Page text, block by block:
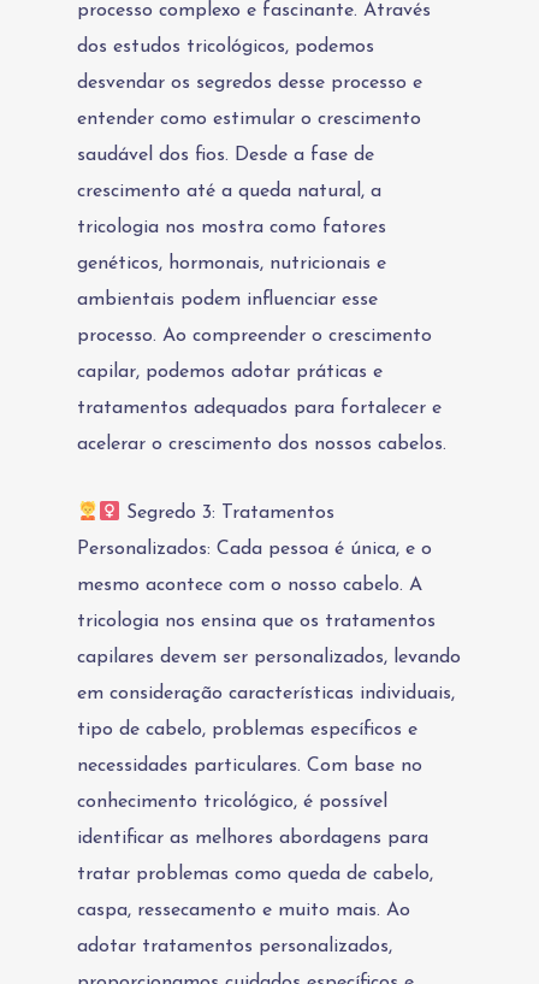
processo complexo e fascinante. Através
dos estudos tricológicos, podemos
desvendar os segredos desse processo e
entender como estimular o crescimento
saudável dos fios. Desde a fase de
crescimento até a queda natural, a
tricologia nos mostra como fatores
genéticos, hormonais, nutricionais e
ambientais podem influenciar esse
processo. Ao compreender o crescimento
capilar, podemos adotar práticas e
tratamentos adequados para fortalecer e
acelerar o crescimento dos nossos cabelos.
Segredo 3: Tratamentos
Personalizados: Cada pessoa é única, e o
mesmo acontece com o nosso cabelo. A
tricologia nos ensina que os tratamentos
capilares devem ser personalizados, levando
em consideração características individuais,
tipo de cabelo, problemas específicos e
necessidades particulares. Com base no
conhecimento tricológico, é possível
identificar as melhores abordagens para
tratar problemas como queda de cabelo,
caspa, ressecamento e muito mais. Ao
adotar tratamentos personalizados,